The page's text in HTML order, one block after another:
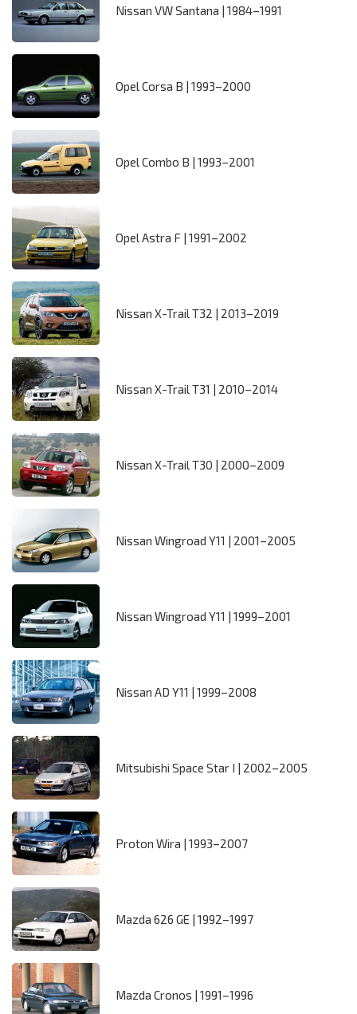
Nissan VW Santana | 1984–1991
Opel Corsa B | 1993–2000
Opel Combo B | 1993–2001
Opel Astra F | 1991–2002
Nissan X-Trail T32 | 2013–2019
Nissan X-Trail T31 | 2010–2014
Nissan X-Trail T30 | 2000–2009
Nissan Wingroad Y11 | 2001–2005
Nissan Wingroad Y11 | 1999–2001
Nissan AD Y11 | 1999–2008
Mitsubishi Space Star I | 2002–2005
Proton Wira | 1993–2007
Mazda 626 GE | 1992–1997
Mazda Cronos | 1991–1996